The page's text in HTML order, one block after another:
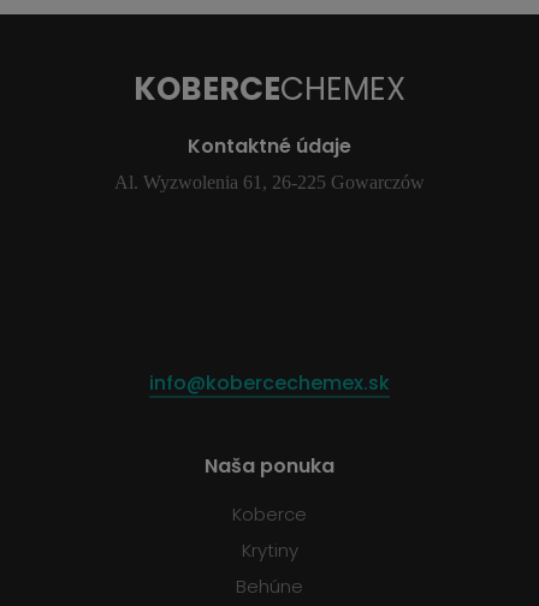
KOBERCECHEMEX
Kontaktné údaje
Al. Wyzwolenia 61, 26-225 Gowarczów
info@kobercechemex.sk
Naša ponuka
Koberce
Krytiny
Behúne